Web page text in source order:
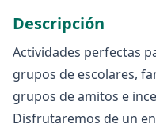
Descripción
Actividades perfectas
grupos de escolares,
grupos de amitos e
Disfrutaremos de un